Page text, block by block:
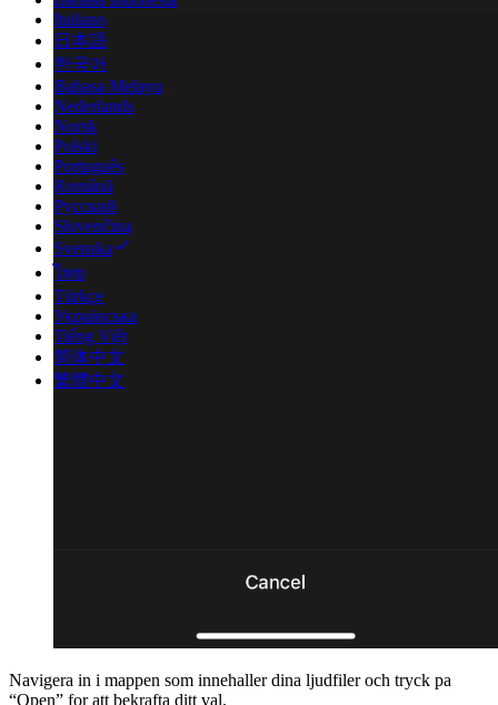
Italiano
日本語
한국어
Bahasa Melayu
Nederlands
Norsk
Polski
Português
Română
Русский
Slovenčina
Svenska
ไทย
Türkçe
Українська
Tiếng Việt
简体中文
繁體中文
Navigera in i mappen som innehaller dina ljudfiler och tryck pa
“Open” for att bekrafta ditt val.